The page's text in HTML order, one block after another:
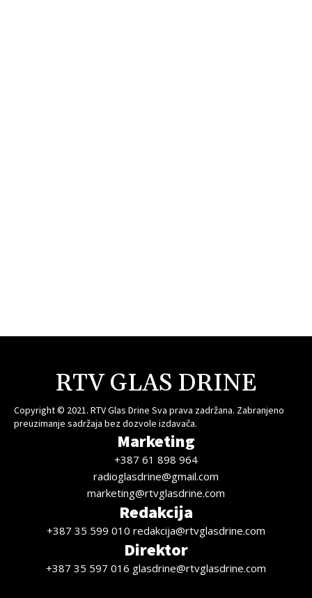
RTV GLAS DRINE
Copyright © 2021. RTV Glas Drine Sva prava zadržana. Zabranjeno
preuzimanje sadržaja bez dozvole izdavača.
Marketing
+387 61 898 964
radioglasdrine@gmail.com
marketing@rtvglasdrine.com
Redakcija
+387 35 599 010 redakcija@rtvglasdrine.com
Direktor
+387 35 597 016 glasdrine@rtvglasdrine.com